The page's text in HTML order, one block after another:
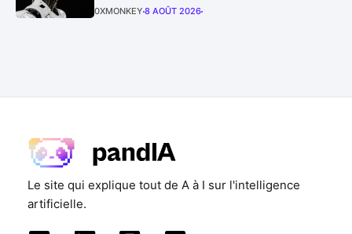
0XMONKEY 8 AOÛT 2026
Le site qui explique tout de A à I sur l'intelligence
artificielle.